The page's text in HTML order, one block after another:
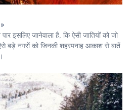
इसलिए जानेवाला है, कि ऐसी जातियों को जो
बड़े नगरों को जिनकी शहरपनाह आकाश से बातें